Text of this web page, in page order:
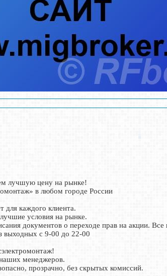
лучшую цену на рынке!
в любом городе России
для каждого клиента.
условия на рынке.
документов о переходе прав на акции.
выходных с 9-00 до 22-00
менеджеров.
прозрачно, без скрытых комиссий.